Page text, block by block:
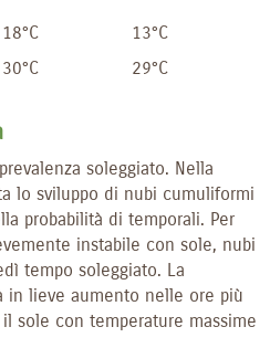
18°C
30°C
13°C
29°C
soleggiato. Nella
lo sviluppo di nubi cumuliformi
probabilità di temporali. Per
instabile con sole, nubi
tempo soleggiato. La
in lieve aumento nelle ore più
sole con temperature massime